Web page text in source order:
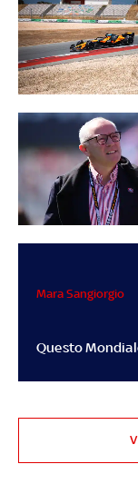
Questo
Mara Sangiorgio